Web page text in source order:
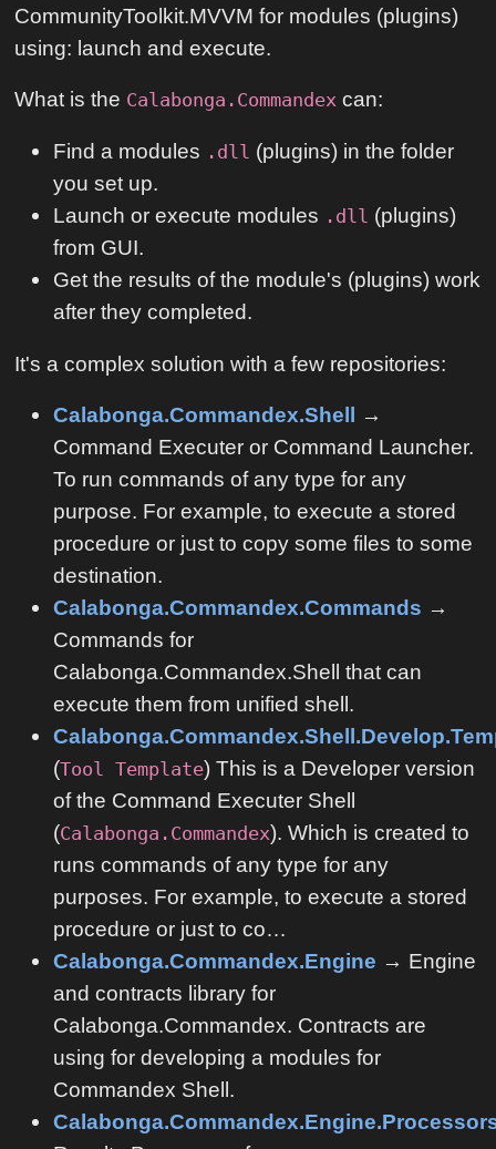
CommunityToolkit.MVVM for modules (plugins)
using: launch and execute.
What is the Calabonga.Commandex can:
Find a modules .dll (plugins) in the folder
you set up.
Launch or execute modules .dll (plugins)
from GUI.
Get the results of the module's (plugins) work
after they completed.
It's a complex solution with a few repositories:
Calabonga.Commandex.Shell →
Command Executer or Command Launcher.
To run commands of any type for any
purpose. For example, to execute a stored
procedure or just to copy some files to some
destination.
Calabonga.Commandex.Commands →
Commands for
Calabonga.Commandex.Shell that can
execute them from unified shell.
(Tool Template) This is a Developer version
of the Command Executer Shell
(Calabonga.Commandex). Which is created to
runs commands of any type for any
purposes. For example, to execute a stored
procedure or just to co…
Calabonga.Commandex.Engine → Engine
and contracts library for
Calabonga.Commandex. Contracts are
using for developing a modules for
Commandex Shell.